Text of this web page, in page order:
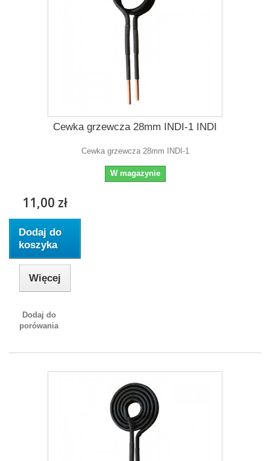
Cewka grzewcza 28mm INDI-1 INDI
Cewka grzewcza 28mm INDI-1
W magazynie
11,00 zł
Dodaj do
koszyka
Więcej
Dodaj do
porówania